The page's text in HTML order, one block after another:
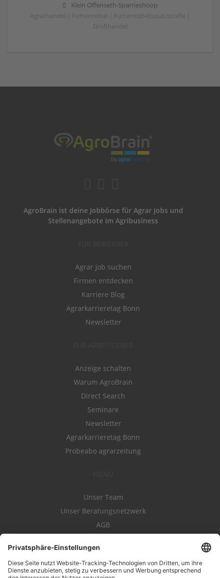
Klein Offenseth-Sparrieshoop
Agrarhandel | Futtermittel | Futtermittelzusatzstoffe |
Großhandel
AgroBrain ist deine Jobbörse für Agrar Jobs und
Stellenangebote im Agribusiness
Agrar Job suchen
Firmen entdecken
Karriere Blog
Agrarkarrieretag Bonn
Newsletter
Anzeige schalten
Warum AgroBrain
Direct Search
Seminare
Newsletter
Agrarkarrieretag Bonn
Probeabo agrarzeitung
Unser Team
Unser Beratungsnetzwerk
AGB
Datenschutz
Impressum